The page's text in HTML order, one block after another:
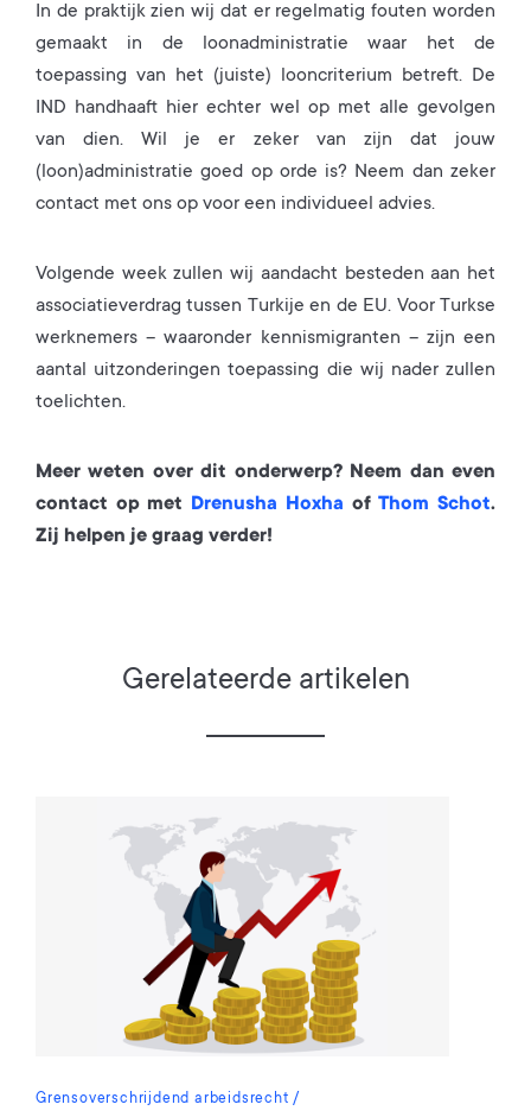
In de praktijk zien wij dat er regelmatig fouten worden
gemaakt in de loonadministratie waar het de
toepassing van het (juiste) looncriterium betreft. De
IND handhaaft hier echter wel op met alle gevolgen
van dien. Wil je er zeker van zijn dat jouw
(loon)administratie goed op orde is? Neem dan zeker
contact met ons op voor een individueel advies.
Volgende week zullen wij aandacht besteden aan het
associatieverdrag tussen Turkije en de EU. Voor Turkse
werknemers – waaronder kennismigranten – zijn een
aantal uitzonderingen toepassing die wij nader zullen
toelichten.
Meer weten over dit onderwerp? Neem dan even
contact op met Drenusha Hoxha ofThom Schot.
Zij helpen je graag verder!
Gerelateerde artikelen
Grensoverschrijdend arbeidsrecht